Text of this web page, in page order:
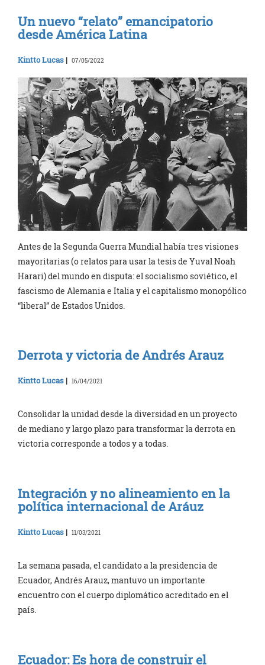
Un nuevo “relato” emancipatorio
desde América Latina
Kintto Lucas | 07/05/2022
Antes de la Segunda Guerra Mundial había tres visiones
mayoritarias (o relatos para usar la tesis de Yuval Noah
Harari) del mundo en disputa: el socialismo soviético, el
fascismo de Alemania e Italia y el capitalismo monopólico
“liberal” de Estados Unidos.
Derrota y victoria de Andrés Arauz
Kintto Lucas | 16/04/2021
Consolidar la unidad desde la diversidad en un proyecto
de mediano y largo plazo para transformar la derrota en
victoria corresponde a todos y a todas.
Integración y no alineamiento en la
política internacional de Aráuz
Kintto Lucas | 11/03/2021
La semana pasada, el candidato a la presidencia de
Ecuador, Andrés Arauz, mantuvo un importante
encuentro con el cuerpo diplomático acreditado en el
país.
Ecuador: Es hora de construir el